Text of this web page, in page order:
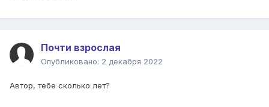
Почти взрослая
Опубликовано: 2 декабря 2022
Автор, тебе сколько лет?